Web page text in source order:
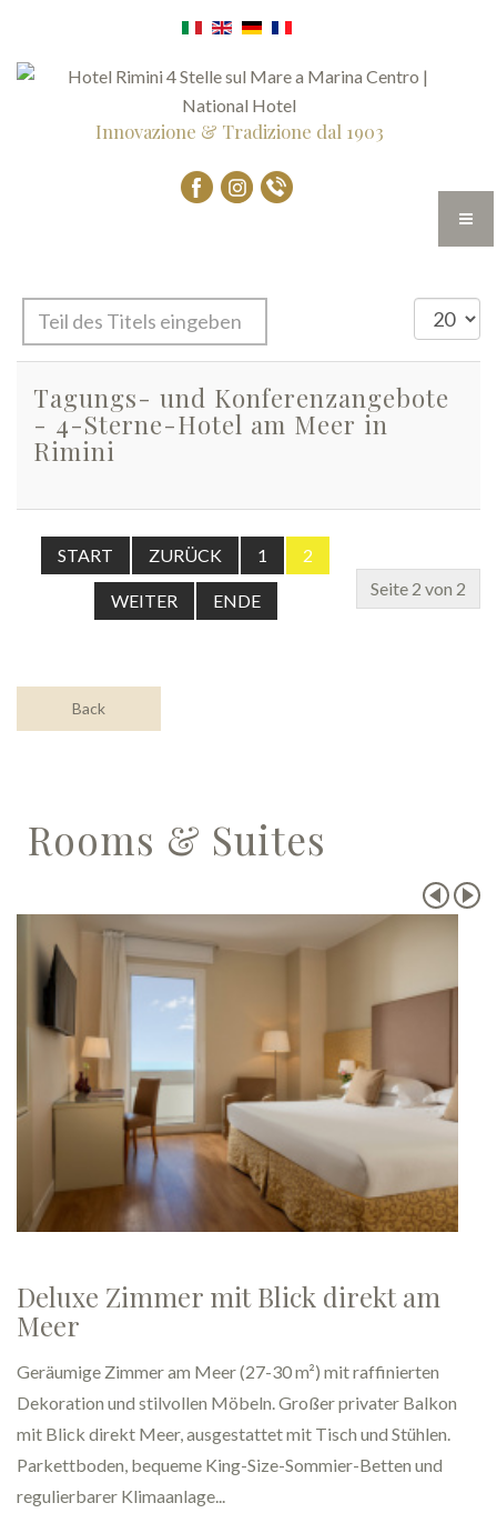
Innovazione & Tradizione dal 1903
Teil
des
Titels
eingeben
Anzeige
#
Tagungs- und Konferenzangebote
- 4-Sterne-Hotel am Meer in
Rimini
Seite 2 von 2
START ZURÜCK 1 2
WEITER ENDE
Back
Rooms & Suites